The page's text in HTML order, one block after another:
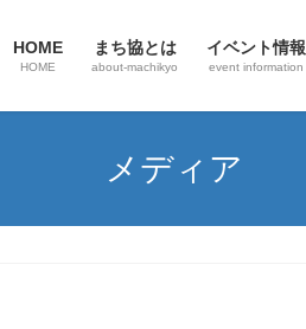
HOME
HOME
まち協とは
about-machikyo
イベント情報
event information
メディア